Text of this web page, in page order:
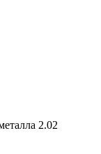
2.02